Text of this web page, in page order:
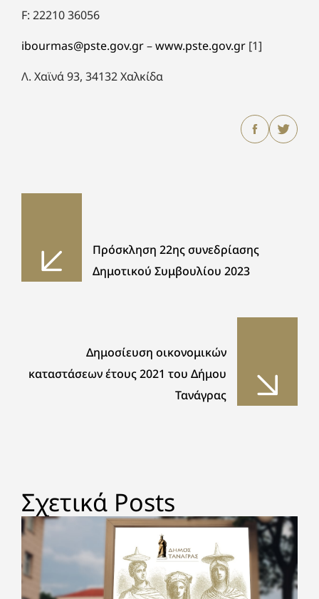
F: 22210 36056
ibourmas@pste.gov.gr–www.pste.gov.gr [1]
Λ. Χαϊνά 93, 34132 Χαλκίδα
Πρόσκληση 22ης συνεδρίασης
Δημοτικού Συμβουλίου 2023
Δημοσίευση οικονομικών
καταστάσεων έτους 2021 του Δήμου
Τανάγρας
Σχετικά Posts